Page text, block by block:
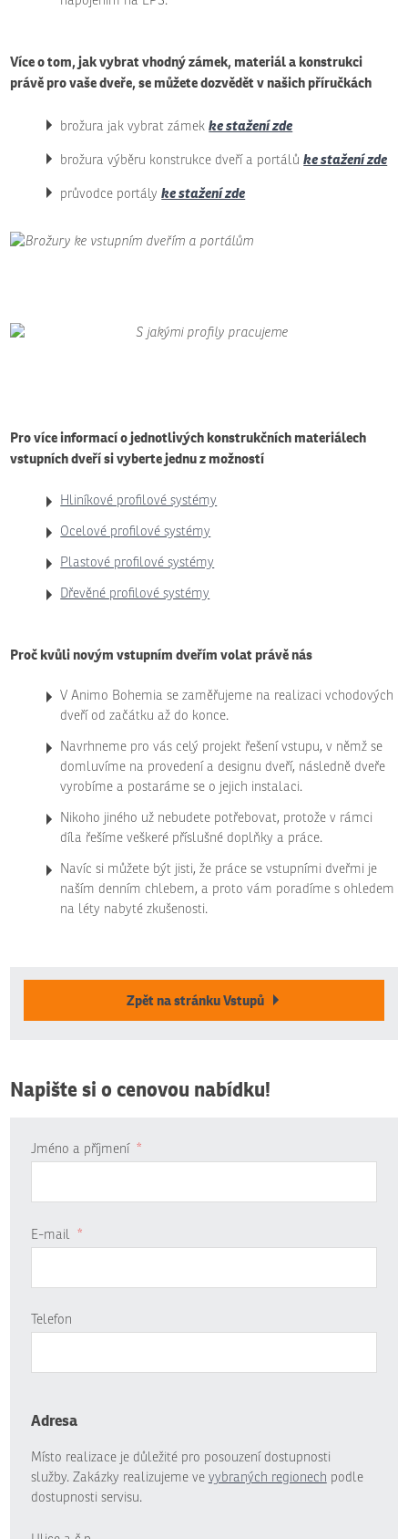
Více o tom, jak vybrat vhodný zámek, materiál a konstrukci
právě pro vaše dveře, se můžete dozvědět v našich příručkách
brožura jak vybrat zámekke stažení zde
brožura výběru konstrukce dveří a portálůke stažení zde
průvodce portályke stažení zde
Pro více informací o jednotlivých konstrukčních materiálech
vstupních dveří si vyberte jednu z možností
Hliníkové profilové systémy
Ocelové profilové systémy
Plastové profilové systémy
Dřevěné profilové systémy
Proč kvůli novým vstupním dveřím volat právě nás
V Animo Bohemia se zaměřujeme na realizaci vchodových
dveří od začátku až do konce.
Navrhneme pro vás celý projekt řešení vstupu, v němž se
domluvíme na provedení a designu dveří, následně dveře
vyrobíme a postaráme se o jejich instalaci.
Nikoho jiného už nebudete potřebovat, protože v rámci
díla řešíme veškeré příslušné doplňky a práce.
Navíc si můžete být jisti, že práce se vstupními dveřmi je
naším denním chlebem, a proto vám poradíme s ohledem
na léty nabyté zkušenosti.
Zpět na stránku Vstupů
Napište si o cenovou nabídku!
Jméno a příjmení *
E-mail *
Telefon
Adresa
Místo realizace je důležité pro posouzení dostupnosti
služby. Zakázky realizujeme ve vybraných regionech podle
dostupnosti servisu.